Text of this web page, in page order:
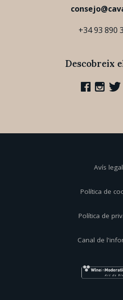
+34 93 890
Descobreix
Avís legal
Política de
Política de
Canal de